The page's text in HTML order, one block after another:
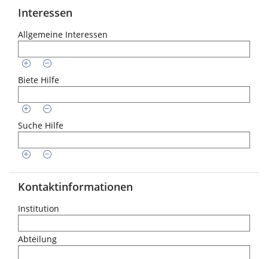
Interessen
Allgemeine Interessen
Biete Hilfe
Suche Hilfe
Kontaktinformationen
Institution
Abteilung